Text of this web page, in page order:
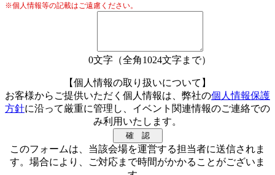
※個人情報等の記載はご遠慮ください。
0文字（全角1024文字まで）
【個人情報の取り扱いについて】
お客様からご提供いただく個人情報は、弊社の個人情報保護
方針に沿って厳重に管理し、イベント関連情報のご連絡での
み利用いたします。
このフォームは、当該会場を運営する担当者に送信されま
す。場合により、ご対応まで時間がかかることがございま